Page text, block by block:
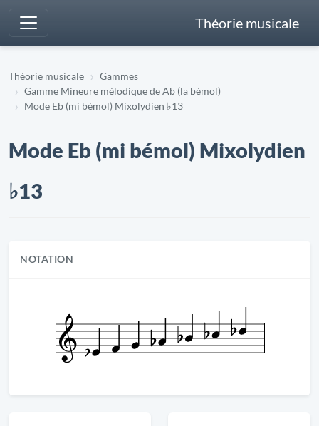
Théorie musicale
Théorie musicale
Gammes
Gamme Mineure mélodique de Ab (la bémol)
Mode Eb (mi bémol) Mixolydien ♭13
Mode Eb (mi bémol) Mixolydien
♭13
NOTATION